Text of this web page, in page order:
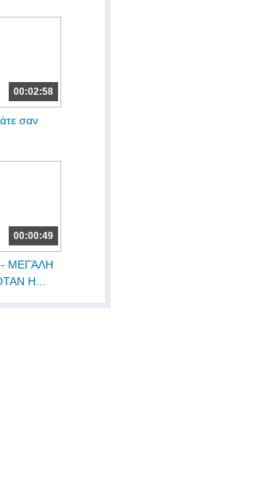
00:02:58
σαν
00:00:49
- ΜΕΓΆΛΗ
Η...